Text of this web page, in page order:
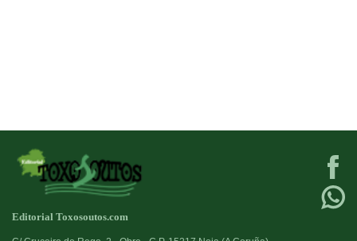
Editorial Toxosoutos.com